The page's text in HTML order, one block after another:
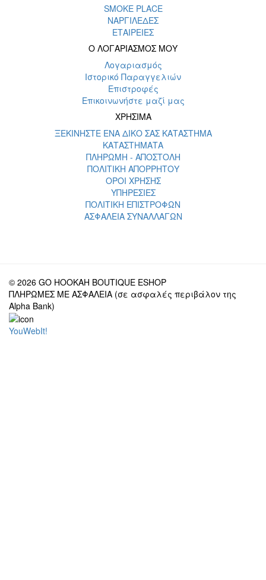
SMOKE PLACE
ΝΑΡΓΙΛΕΔΕΣ
ΕΤΑΙΡΕΙΕΣ
Ο ΛΟΓΑΡΙΑΣΜΟΣ ΜΟΥ
Λογαριασμός
Ιστορικό Παραγγελιών
Επιστροφές
Επικοινωνήστε μαζί μας
ΧΡΗΣΙΜΑ
ΞΕΚΙΝΗΣΤΕ ΕΝΑ ΔΙΚΟ ΣΑΣ ΚΑΤΑΣΤΗΜΑ
ΚΑΤΑΣΤΗΜΑΤΑ
ΠΛΗΡΩΜΗ - ΑΠΟΣΤΟΛΗ
ΠΟΛΙΤΙΚΗ ΑΠΟΡΡΗΤΟΥ
ΟΡΟΙ ΧΡΗΣΗΣ
ΥΠΗΡΕΣΙΕΣ
ΠΟΛΙΤΙΚΗ ΕΠΙΣΤΡΟΦΩΝ
ΑΣΦΑΛΕΙΑ ΣΥΝΑΛΛΑΓΩΝ
© 2026 GO HOOKAH BOUTIQUE ESHOP
ΠΛΗΡΩΜΕΣ ΜΕ ΑΣΦΑΛΕΙΑ (σε ασφαλές περιβάλον της
Alpha Bank)
YouWebIt!